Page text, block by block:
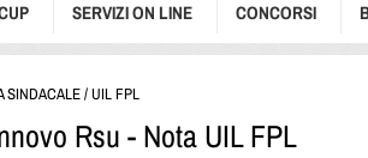
SERVIZI ON LINE CONCORSI
SINDACALE/UIL FPL
Rsu - Nota UIL FPL